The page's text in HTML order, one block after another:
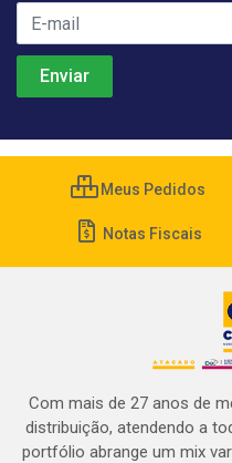
Meus Pedidos
Notas Fiscais
Com mais de 27 anos de
distribuição, atendendo a
portfólio abrange um mix